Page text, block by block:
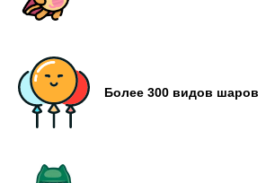
Более 300 видов шаров